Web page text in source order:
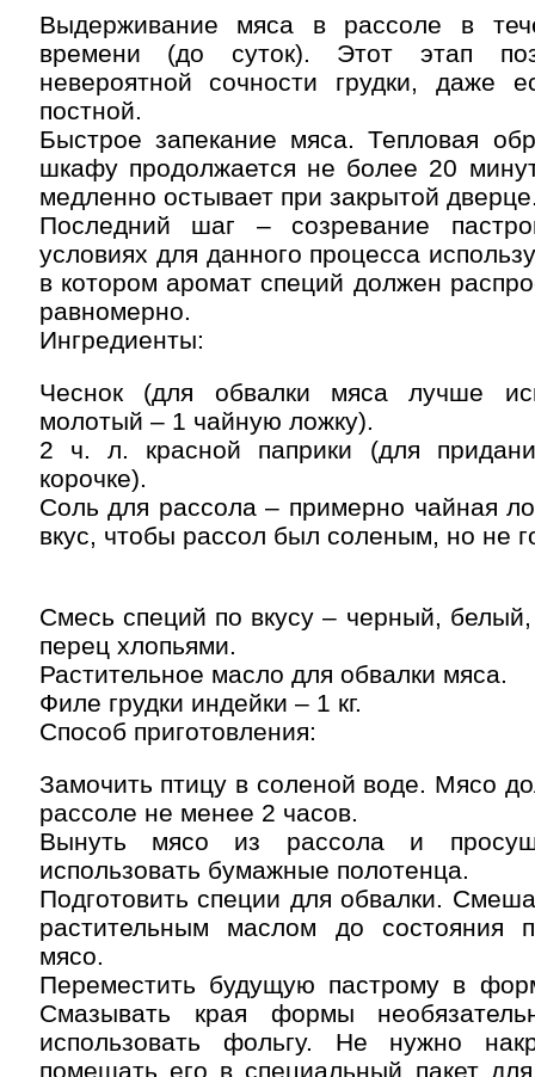
Выдерживание мяса в рассоле в
времени (до суток). Этот этап
невероятной сочности грудки, даже
постной.
Быстрое запекание мяса. Тепловая
шкафу продолжается не более 20
медленно остывает при закрытой
Последний шаг – созревание
условиях для данного процесса
в котором аромат специй должен
равномерно.
Ингредиенты:
Чеснок (для обвалки мяса лучше
молотый – 1 чайную ложку).
2 ч. л. красной паприки (для
корочке).
Соль для рассола – примерно чайная
вкус, чтобы рассол был соленым, но не
Смесь специй по вкусу – черный,
перец хлопьями.
Растительное масло для обвалки мяса.
Филе грудки индейки – 1 кг.
Способ приготовления:
Замочить птицу в соленой воде. Мясо
рассоле не менее 2 часов.
Вынуть мясо из рассола и
использовать бумажные полотенца.
Подготовить специи для обвалки.
растительным маслом до состояния
мясо.
Переместить будущую пастрому в
Смазывать края формы
использовать фольгу. Не нужно
помещать его в специальный пакет